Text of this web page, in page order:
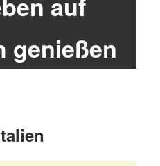
genießen